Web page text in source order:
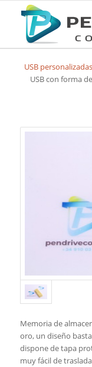
USB personalizadas
USB con forma
Memoria de
oro, un diseño
dispone de tapa
muy fácil de